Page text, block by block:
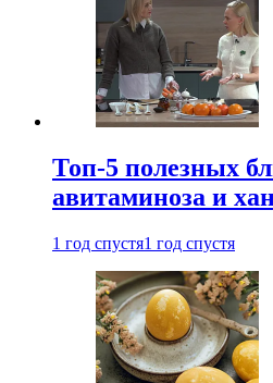
Топ-5 полезных
авитаминоза и
1 год спустя1 год спустя